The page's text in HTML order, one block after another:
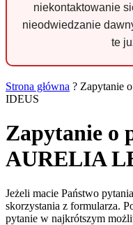
niekontaktowanie
nieodwiedzanie
te
Strona główna ? Zapytanie
IDEUS
Zapytanie o
AURELIA
Jeżeli macie Państwo
skorzystania z formularza.
pytanie w najkrótszym